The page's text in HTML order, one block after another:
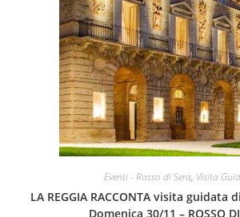
Eventi - Rosso di Sera, Visita
LA REGGIA RACCONTA visita guidata
Domenica 30/11 – ROSSO DI